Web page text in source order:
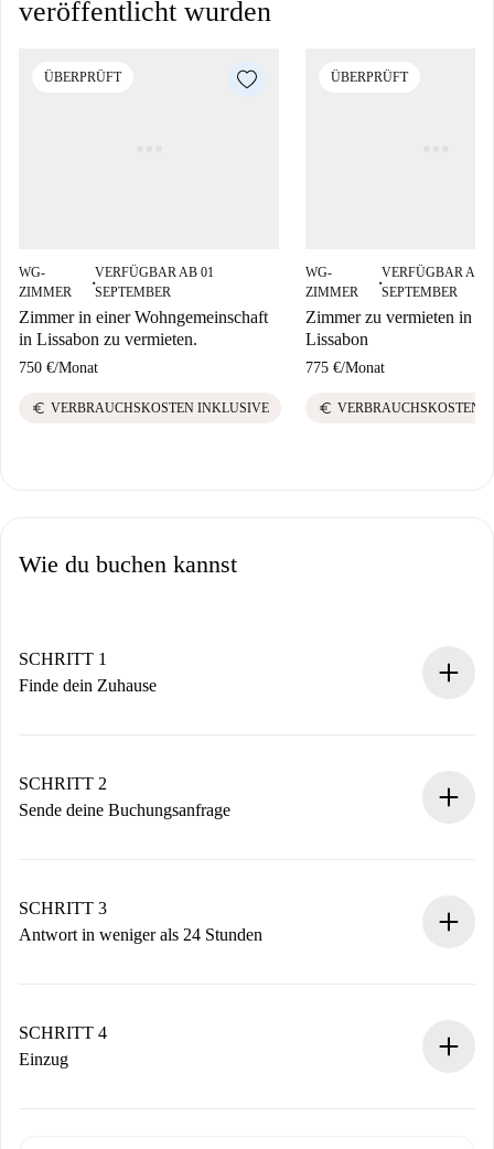
veröffentlicht wurden
ÜBERPRÜFT
WG-
ZIMMER
■
VERFÜGBAR AB 01
SEPTEMBER
Zimmer in einer Wohngemeinschaft
in Lissabon zu vermieten.
750 €/Monat
euro VERBRAUCHSKOSTEN INKLUSIVE
ÜBERPRÜFT
WG-
ZIMMER
■
VERFÜGBAR AB
SEPTEMBER
Zimmer zu vermieten in
Lissabon
775 €/Monat
euro VERBRAUCHSKOSTEN
Wie du buchen kannst
SCHRITT 1
Finde dein Zuhause
Du erhältst alle notwendigen Informationen im Voraus.
SCHRITT 2
Sende deine Buchungsanfrage
Denk daran, dass wir dich erst belasten, wenn der
Vermieter zustimmt.
SCHRITT 3
Antwort in weniger als 24 Stunden
stellen den Kontakt her.
Wenn der Vermieter ablehnen muss, entstehen keine
SCHRITT 4
Einzug